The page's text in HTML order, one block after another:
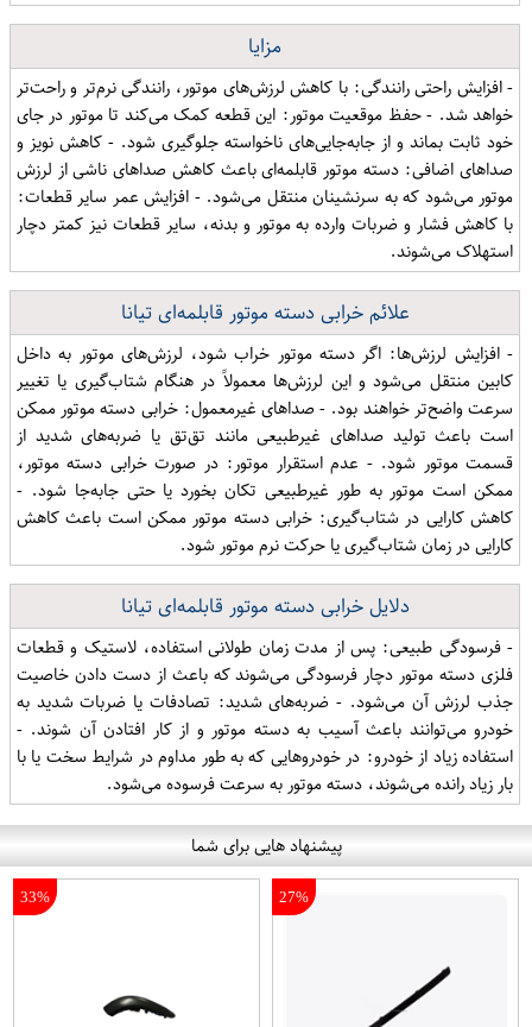
مزایا
- افزایش راحتی رانندگی: با کاهش لرزش‌های موتور، رانندگی نرم‌تر و راحت‌تر
خواهد شد. - حفظ موقعیت موتور: این قطعه کمک می‌کند تا موتور در جای
خود ثابت بماند و از جابه‌جایی‌های ناخواسته جلوگیری شود. - کاهش نویز و
صداهای اضافی: دسته موتور قابلمه‌ای باعث کاهش صداهای ناشی از لرزش
موتور می‌شود که به سرنشینان منتقل می‌شود. - افزایش عمر سایر قطعات:
با کاهش فشار و ضربات وارده به موتور و بدنه، سایر قطعات نیز کمتر دچار
استهلاک می‌شوند.
علائم خرابی دسته موتور قابلمه‌ای تیانا
- افزایش لرزش‌ها: اگر دسته موتور خراب شود، لرزش‌های موتور به داخل
کابین منتقل می‌شود و این لرزش‌ها معمولاً در هنگام شتاب‌گیری یا تغییر
سرعت واضح‌تر خواهند بود. - صداهای غیرمعمول: خرابی دسته موتور ممکن
است باعث تولید صداهای غیرطبیعی مانند تق‌تق یا ضربه‌های شدید از
قسمت موتور شود. - عدم استقرار موتور: در صورت خرابی دسته موتور،
ممکن است موتور به طور غیرطبیعی تکان بخورد یا حتی جابه‌جا شود. -
کاهش کارایی در شتاب‌گیری: خرابی دسته موتور ممکن است باعث کاهش
کارایی در زمان شتاب‌گیری یا حرکت نرم موتور شود.
دلایل خرابی دسته موتور قابلمه‌ای تیانا
- فرسودگی طبیعی: پس از مدت زمان طولانی استفاده، لاستیک و قطعات
فلزی دسته موتور دچار فرسودگی می‌شوند که باعث از دست دادن خاصیت
جذب لرزش آن می‌شود. - ضربه‌های شدید: تصادفات یا ضربات شدید به
خودرو می‌توانند باعث آسیب به دسته موتور و از کار افتادن آن شوند. -
استفاده زیاد از خودرو: در خودروهایی که به طور مداوم در شرایط سخت یا با
بار زیاد رانده می‌شوند، دسته موتور به سرعت فرسوده می‌شود.
پیشنهاد هایی برای شما
27%
33%